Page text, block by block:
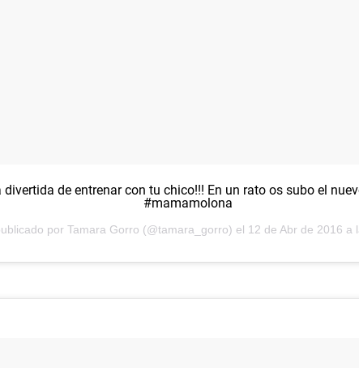
divertida de entrenar con tu chico!!! En un rato os subo el
#mamamolona
por Tamara Gorro (@tamara_gorro) el 12 de Abr de 2016 a